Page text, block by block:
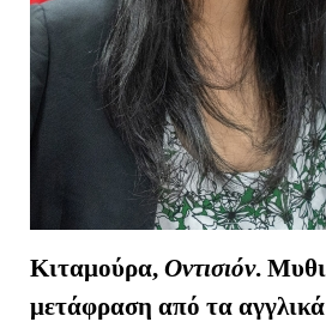
Κιταμούρα, Οντισιόν.
μετάφραση από τα